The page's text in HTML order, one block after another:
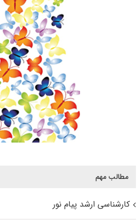
مطالب مهم
کارشناسی ارشد پیام نور